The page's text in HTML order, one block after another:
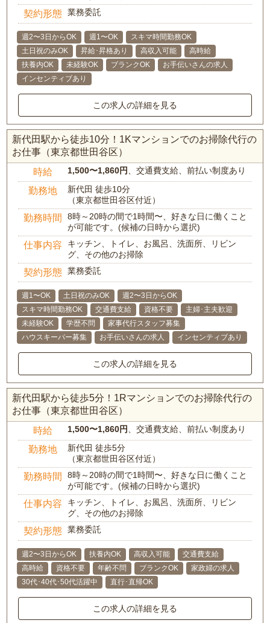
契約形態 業務委託
週2〜3日からOK 週1〜OK
スキマ時間勤務OK
土日祝のみOK
昇給･昇格あり 高収入可能
高時給
扶養内OK
未経験OK ブランクOK
お手伝いさんの求人
インセンティブあり
この求人の詳細を見る
新代田駅から徒歩10分！1Kマンションでのお掃除代行の
お仕事（東京都世田谷区）
時給 1,500〜1,860円、交通費支給、前払い制度あり
勤務地
新代田 徒歩10分
（東京都世田谷区付近）
勤務時間
8時～20時の間で1時間〜、好きな日に働くこと
が可能です。(候補の日時から選択)
仕事内容
キッチン、トイレ、お風呂、洗面所、リビン
グ、その他のお掃除
契約形態 業務委託
週1〜OK 土日祝のみOK
週2〜3日からOK
スキマ時間勤務OK
交通費支給 資格不要
主婦･主夫歓迎
未経験OK
学歴不問
家事代行スタッフ募集
ハウスキーパー募集
お手伝いさんの求人 インセンティブあり
この求人の詳細を見る
新代田駅から徒歩5分！1Rマンションでのお掃除代行の
お仕事（東京都世田谷区）
時給 1,500〜1,860円、交通費支給、前払い制度あり
勤務地
新代田 徒歩5分
（東京都世田谷区付近）
勤務時間
8時～20時の間で1時間〜、好きな日に働くこと
が可能です。(候補の日時から選択)
仕事内容
キッチン、トイレ、お風呂、洗面所、リビン
グ、その他のお掃除
契約形態 業務委託
週2〜3日からOK 扶養内OK 高収入可能
交通費支給
高時給
資格不要 年齢不問 ブランクOK
家政婦の求人
30代･40代･50代活躍中
直行･直帰OK
この求人の詳細を見る